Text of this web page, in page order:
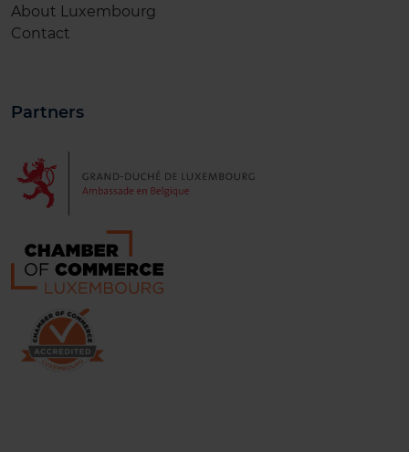
About Luxembourg
Contact
Partners